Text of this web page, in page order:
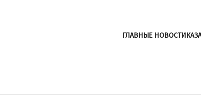
ГЛАВНЫЕ НОВОСТИ